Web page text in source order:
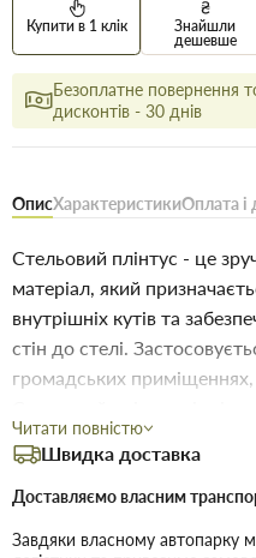
Купити в 1 клік
Знайшли
дешевше
Безоплатне повернення
дисконтів - 30 днів
ОписХарактеристикиОплата і
Стельовий плінтус - це
матеріал, який
внутрішніх кутів та
стін до стелі.
громадських
дизайном, який зробить
будь-який інтер'єр.
допомогою клею.
просто: спеціальний клей
Читати повністю
Швидка доставка
Доставляємо власним
Завдяки власному автопарку